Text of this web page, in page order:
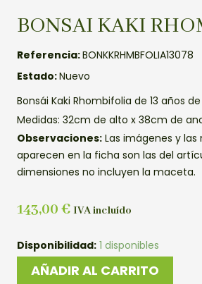
BONSAI KAKI
Referencia:BONKKRHMBFOLIA13078
Estado:Nuevo
Bonsái Kaki Rhombifolia de 13 años
Medidas: 32cm de alto x 38cm de
Observaciones: Las imágenes y
aparecen en la ficha son las del
dimensiones no incluyen la maceta.
143,00 € IVA incluído
Disponibilidad: 1 disponibles
BONSAI
AÑADIR AL CARRITO